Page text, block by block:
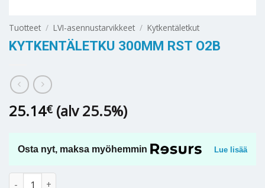
Tuotteet / LVI-asennustarvikkeet / Kytkentäletkut
KYTKENTÄLETKU 300MM RST O2B
25.14€ (alv 25.5%)
Osta nyt, maksa myöhemmin Lue lisää
KYTKENTÄLETKU 300mm RST O2B määrä
Alternative: